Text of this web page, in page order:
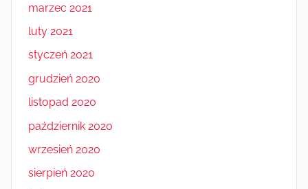
marzec 2021
luty 2021
styczeń 2021
grudzień 2020
listopad 2020
październik 2020
wrzesień 2020
sierpień 2020